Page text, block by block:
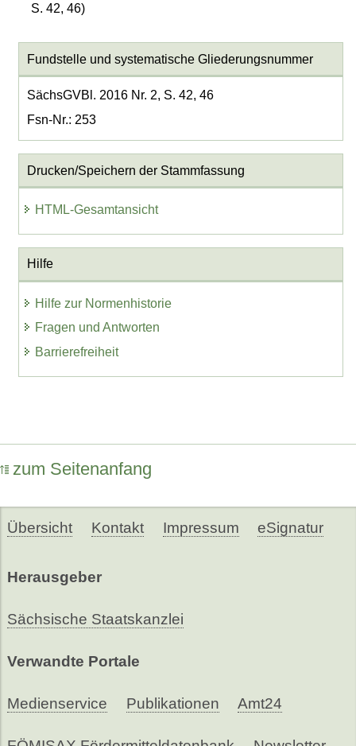
S. 42, 46)
Fundstelle und systematische Gliederungsnummer
SächsGVBl. 2016 Nr. 2, S. 42, 46
Fsn-Nr.: 253
Drucken/Speichern der Stammfassung
HTML-Gesamtansicht
Hilfe
Hilfe zur Normenhistorie
Fragen und Antworten
Barrierefreiheit
zum Seitenanfang
Übersicht Kontakt Impressum eSignatur
Herausgeber
Sächsische Staatskanzlei
Verwandte Portale
Medienservice Publikationen Amt24